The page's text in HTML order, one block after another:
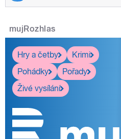
mujRozhlas
Hry a četby
Krimi
Pohádky
Pořady
Živé vysílání